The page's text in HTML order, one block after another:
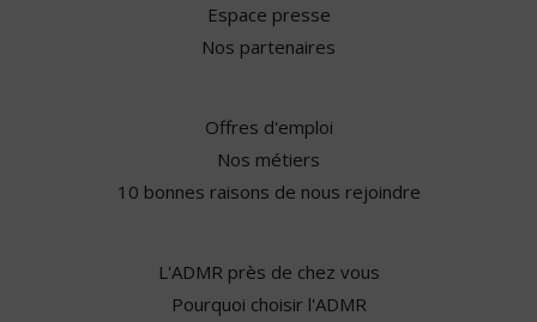
Espace presse
Nos partenaires
Offres d'emploi
Nos métiers
10 bonnes raisons de nous rejoindre
L'ADMR près de chez vous
Pourquoi choisir l'ADMR